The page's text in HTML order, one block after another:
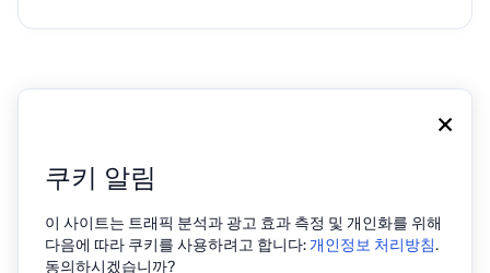
×
쿠키 알림
이 사이트는 트래픽 분석과 광고 효과 측정 및 개인화를 위해
다음에 따라 쿠키를 사용하려고 합니다: 개인정보 처리방침.
동의하시겠습니까?